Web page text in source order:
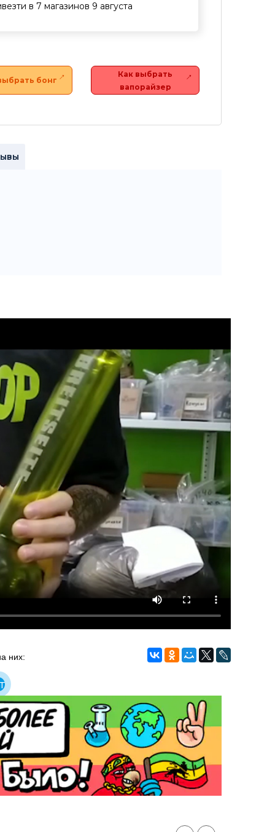
в 7 магазинов 9 августа
бонг
Как выбрать
вапорайзер
них: